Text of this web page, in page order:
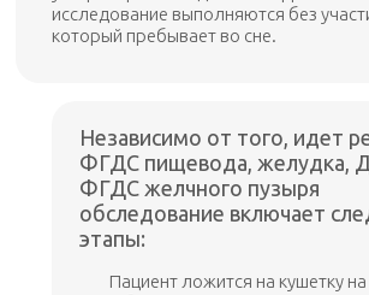
исследование выполняются без
который пребывает во сне.
Независимо от того, идет
ФГДС пищевода, желудка,
ФГДС желчного пузыря
обследование включает
этапы:
Пациент ложится на кушетку